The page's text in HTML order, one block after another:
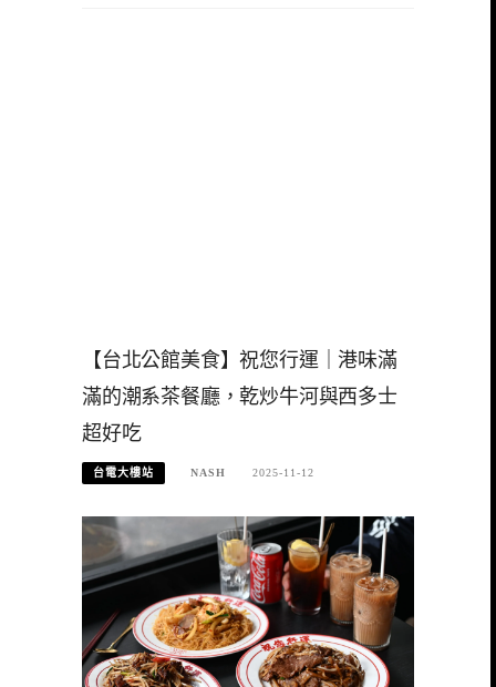
【台北公館美食】祝您行運｜港味滿
滿的潮系茶餐廳，乾炒牛河與西多士
超好吃
台電大樓站 NASH 2025-11-12